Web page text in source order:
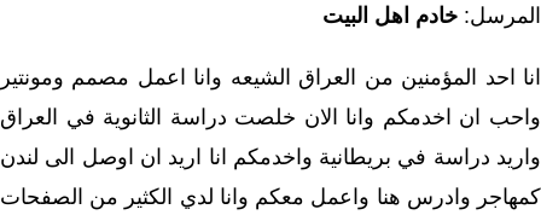
المرسل: خادم اهل البيت
انا احد المؤمنين من العراق الشيعه وانا اعمل مصمم ومونتير
واحب ان اخدمكم وانا الان خلصت دراسة الثانوية في العراق
واريد دراسة في بريطانية واخدمكم انا اريد ان اوصل الى لندن
كمهاجر وادرس هنا واعمل معكم وانا لدي الكثير من الصفحات